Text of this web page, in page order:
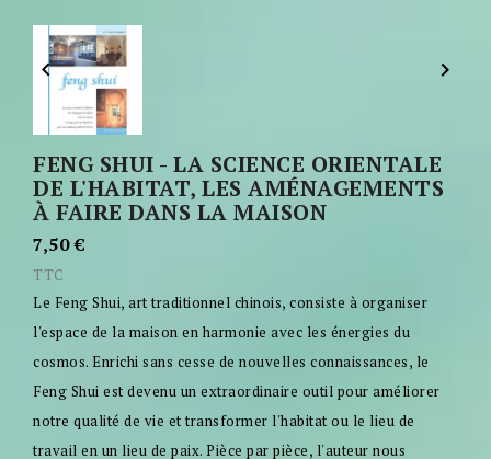
 
FENG SHUI - LA SCIENCE ORIENTALE
DE L'HABITAT, LES AMÉNAGEMENTS
À FAIRE DANS LA MAISON
7,50 €
TTC
Le Feng Shui, art traditionnel chinois, consiste à organiser
l'espace de la maison en harmonie avec les énergies du
cosmos. Enrichi sans cesse de nouvelles connaissances, le
Feng Shui est devenu un extraordinaire outil pour améliorer
notre qualité de vie et transformer l'habitat ou le lieu de
travail en un lieu de paix. Pièce par pièce, l'auteur nous